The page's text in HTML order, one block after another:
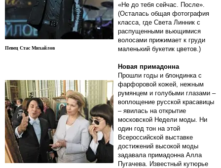
Певец Стас Михайлов
«Не до тебя сейчас. После».
(Осталась общая фотография
класса, где Света Линник с
распущенными вьющимися
волосами прижимает к груди
маленький букетик цветов.)
Новая примадонна
Прошли годы и блондинка с
фарфоровой кожей, нежным
румянцем и голубыми глазами –
воплощение русской красавицы
– явилась на открытие
московской Недели моды. Ни
один год тон на этой
Всероссийской выставке
достижений высокой моды
задавала примадонна Алла
Пугачева. Известный кутюрье